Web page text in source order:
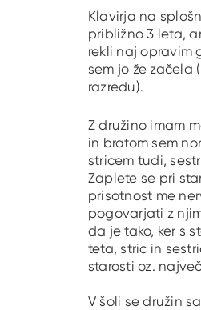
Klavirja na
približno 3 leta,
rekli naj opravim
sem jo že začela
razredu).
Z družino imam
in bratom sem
stricem tudi,
Zaplete se pri
prisotnost me
pogovarjati z
da je tako, ker s
teta, stric in
starosti oz.
V šoli se družin